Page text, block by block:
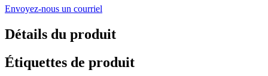
Envoyez-nous un courriel
Détails du produit
Étiquettes de produit